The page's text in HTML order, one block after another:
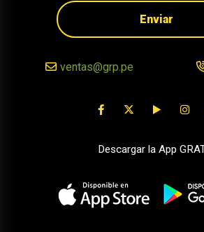
Enviar
ventas@grp.pe
Descargar la App